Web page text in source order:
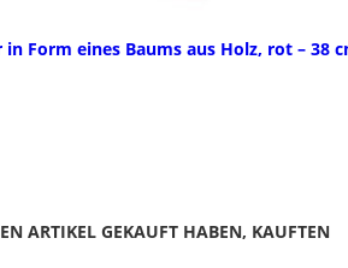
Form eines Baums aus Holz, rot – 38
ARTIKEL GEKAUFT HABEN, KAUFTEN